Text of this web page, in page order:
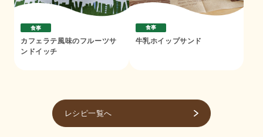
食事
カフェラテ風味のフルーツサ
ンドイッチ
食事
牛乳ホイップサンド
レシピ一覧へ